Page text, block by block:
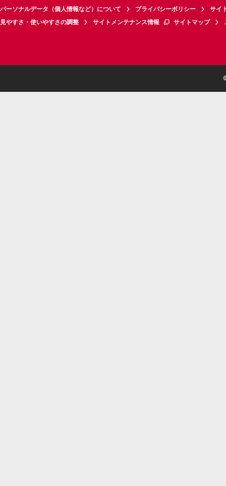
パーソナルデータ（個人情報など）について プライバシーポリシー
サイ
見やすさ・使いやすさの調整
サイトメンテナンス情報 サイトマップ